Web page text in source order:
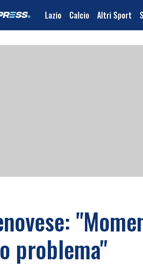
Lazio Calcio Altri Sport
problema"